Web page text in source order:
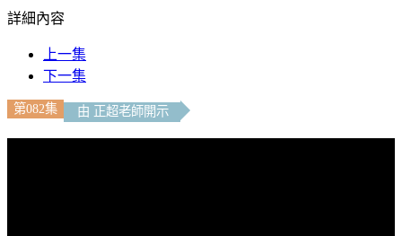
詳細內容
上一集
下一集
第082集 由 正超老師開示